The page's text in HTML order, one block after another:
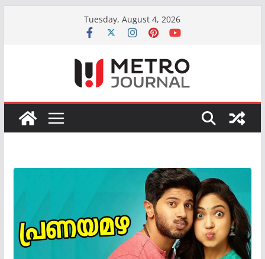
Tuesday, August 4, 2026